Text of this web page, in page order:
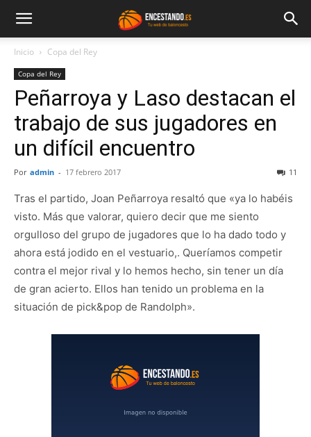
Inicio Copa del Rey
Copa del Rey
Peñarroya y Laso destacan el
trabajo de sus jugadores en
un difícil encuentro
Por admin - 17 febrero 2017 11
Tras el partido, Joan Peñarroya resaltó que «ya lo habéis
visto. Más que valorar, quiero decir que me siento
orgulloso del grupo de jugadores que lo ha dado todo y
ahora está jodido en el vestuario,. Queríamos competir
contra el mejor rival y lo hemos hecho, sin tener un día
de gran acierto. Ellos han tenido un problema en la
situación de pick&pop de Randolph».